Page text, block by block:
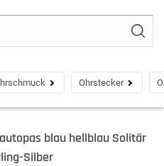
Ohrstecker
blau hellblau Solitär
Silber